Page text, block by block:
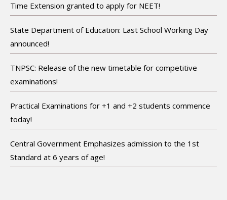
Time Extension granted to apply for NEET!
State Department of Education: Last School Working Day
announced!
TNPSC: Release of the new timetable for competitive
examinations!
Practical Examinations for +1 and +2 students commence
today!
Central Government Emphasizes admission to the 1st
Standard at 6 years of age!